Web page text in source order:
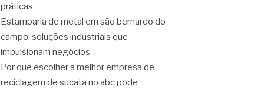
práticas
Estamparia de metal em são bernardo do
campo: soluções industriais que
impulsionam negócios
Por que escolher a melhor empresa de
reciclagem de sucata no abc pode